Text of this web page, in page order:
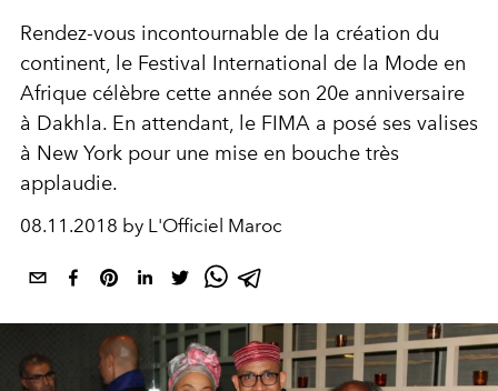
Rendez-vous incontournable de la création du
continent, le Festival International de la Mode en
Afrique célèbre cette année son 20e anniversaire
à Dakhla. En attendant, le FIMA a posé ses valises
à New York pour une mise en bouche très
applaudie.
08.11.2018 by L'Officiel Maroc